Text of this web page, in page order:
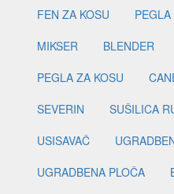
FEN ZA KOSU
PEGLA
MIKSER
BLENDER
PEGLA ZA KOSU
SEVERIN
SUŠILICA
USISAVAČ
UGRADBENA PLOČA